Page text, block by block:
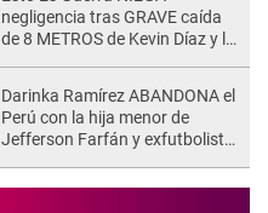
negligencia tras GRAVE caída
de 8 METROS de Kevin Díaz y lo
Darinka Ramírez ABANDONA el
Perú con la hija menor de
Jefferson Farfán y exfutbolista